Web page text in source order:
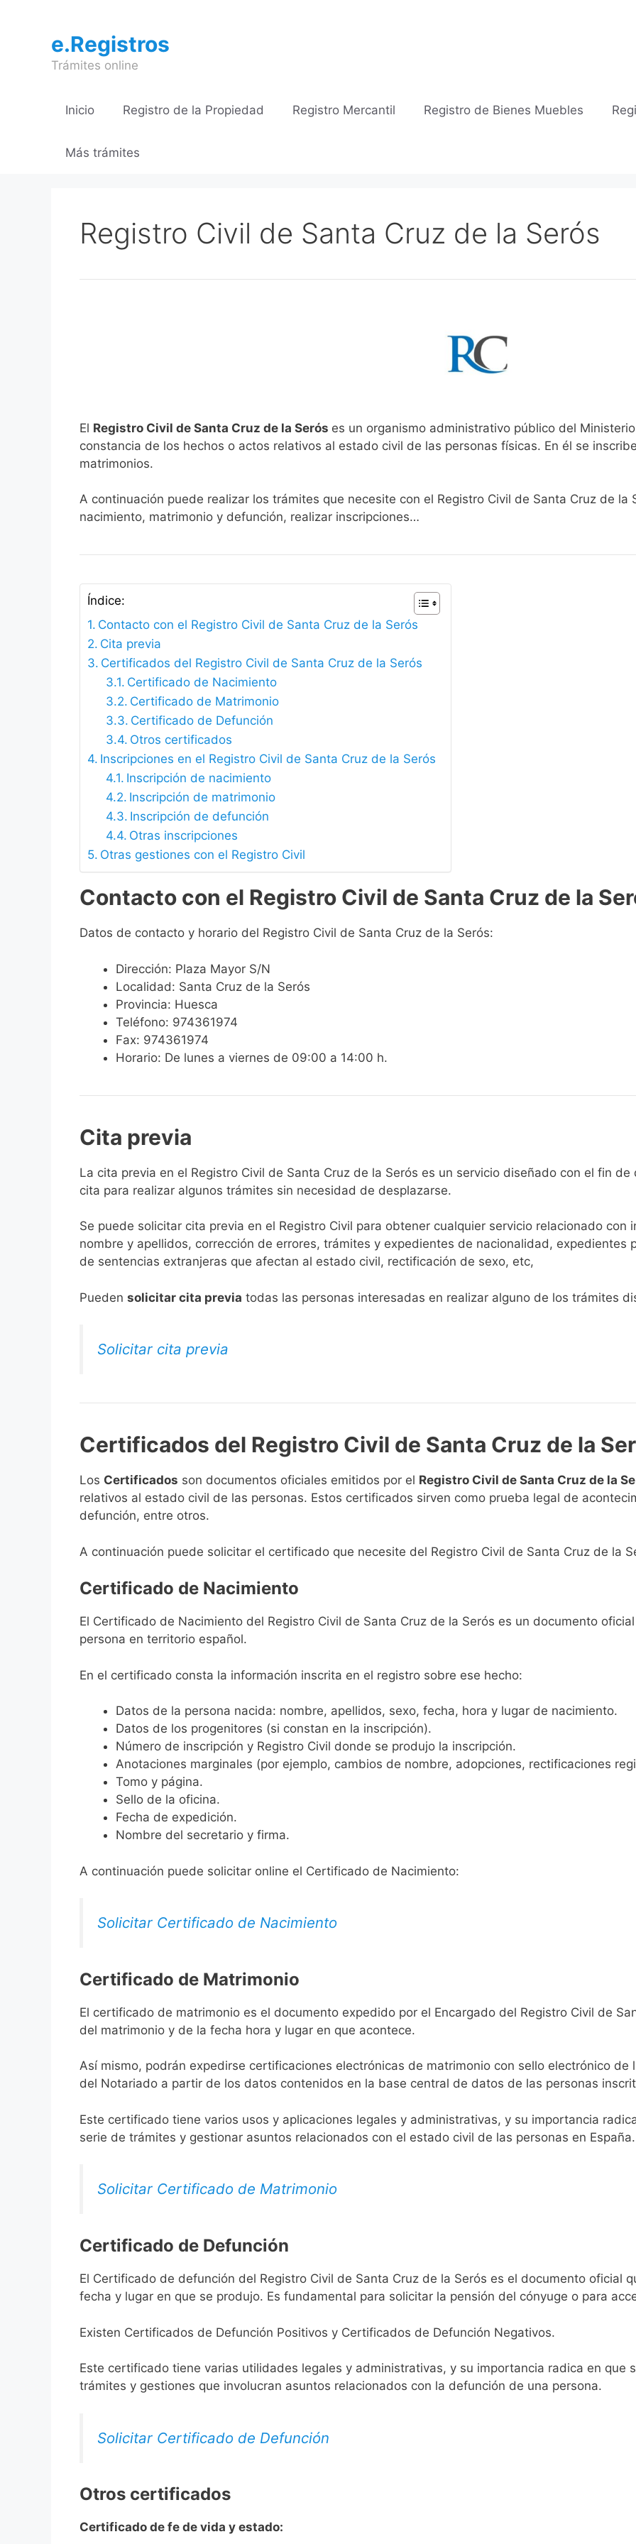
contenidoe.Registros
Trámites online
Inicio Registro de la Propiedad Registro Mercantil Registro de Bienes Muebles
Más trámites
Registro Civil de Santa Cruz de la Serós
El Registro Civil de Santa Cruz de la Serós es un organismo administrativo público del
constancia de los hechos o actos relativos al estado civil de las personas físicas. En él se
matrimonios.
A continuación puede realizar los trámites que necesite con el Registro Civil de Santa Cruz de
nacimiento, matrimonio y defunción, realizar inscripciones…
Índice:
Contacto con el Registro Civil de Santa Cruz de la Serós
Cita previa
Certificados del Registro Civil de Santa Cruz de la Serós
Certificado de Nacimiento
Certificado de Matrimonio
Certificado de Defunción
Otros certificados
Inscripciones en el Registro Civil de Santa Cruz de la Serós
Inscripción de nacimiento
Inscripción de matrimonio
Inscripción de defunción
Otras inscripciones
Otras gestiones con el Registro Civil
Contacto con el Registro Civil de Santa Cruz de la
Datos de contacto y horario del Registro Civil de Santa Cruz de la Serós:
Dirección: Plaza Mayor S/N
Localidad: Santa Cruz de la Serós
Provincia: Huesca
Teléfono: 974361974
Fax: 974361974
Horario: De lunes a viernes de 09:00 a 14:00 h.
Cita previa
​​​​​​​​​​​​​​​​​​​​​​​​​​​​La cita previa en el Registro Civil de Santa Cruz de la Serós es un servicio diseñado con el fin
cita para realizar algunos trámites sin necesidad de desplazarse.​
Se puede solicitar cita previa en el Registro Civil para obtener cualquier servicio relacionado
nombre y apellidos, corrección de errores, trámites y expedientes de nacionalidad, expedientes
de sentencias extranjeras que afectan al estado civil, rectificación de sexo, etc,
​Pueden solicitar cita previa todas las personas interesadas en realizar alguno de los trámites
Solicitar cita previa
Certificados del Registro Civil de Santa Cruz de la
Los Certificados son documentos oficiales emitidos por el Registro Civil de Santa Cruz de la
relativos al estado civil de las personas. Estos certificados sirven como prueba legal de
defunción, entre otros.
A continuación puede solicitar el certificado que necesite del Registro Civil de Santa Cruz de la
Certificado de Nacimiento
El Certificado de Nacimiento del Registro Civil de Santa Cruz de la Serós es un documento
persona en territorio español.
En el certificado consta la información inscrita en el registro sobre ese hecho:
Datos de la persona nacida: nombre, apellidos, sexo, fecha, hora y lugar de nacimiento.
Datos de los progenitores (si constan en la inscripción).
Número de inscripción y Registro Civil donde se produjo la inscripción.
Anotaciones marginales (por ejemplo, cambios de nombre, adopciones, rectificaciones
Tomo y página.
Sello de la oficina.
Fecha de expedición.
Nombre del secretario y firma.
A continuación puede solicitar online el Certificado de Nacimiento:
Solicitar Certificado de Nacimiento
Certificado de Matrimonio
El certificado de matrimonio es el documento expedido por el Encargado del Registro Civil de
del matrimonio y de la fecha hora y lugar en que acontece.
Así mismo, podrán expedirse certificaciones electrónicas de matrimonio con sello electrónico
del Notariado a partir de los datos contenidos en la base central de datos de las personas
Este certificado tiene varios usos y aplicaciones legales y administrativas, y su importancia
serie de trámites y gestionar asuntos relacionados con el estado civil de las personas en España.
Solicitar Certificado de Matrimonio
Certificado de Defunción
El Certificado de defunción del Registro Civil de Santa Cruz de la Serós es el documento oficial
fecha y lugar en que se produjo. Es fundamental para solicitar la pensión del cónyuge o para
Existen Certificados de Defunción Positivos y Certificados de Defunción Negativos.
Este certificado tiene varias utilidades legales y administrativas, y su importancia radica en que
trámites y gestiones que involucran asuntos relacionados con la defunción de una persona.
Solicitar Certificado de Defunción
Otros certificados
Certificado de fe de vida y estado: